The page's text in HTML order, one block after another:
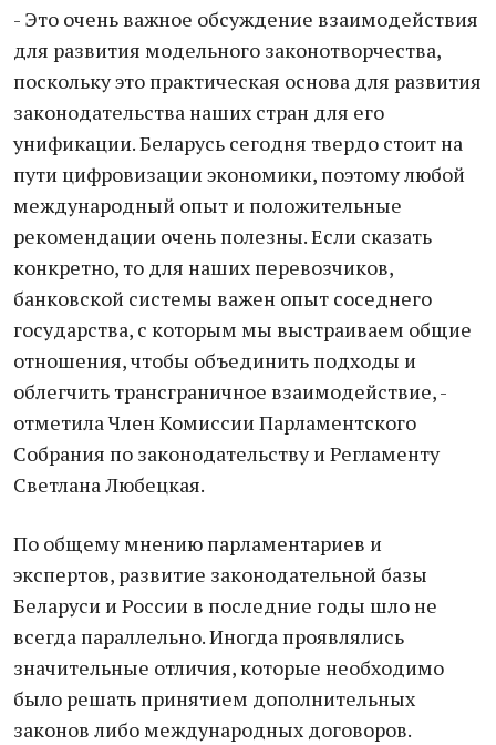
- Это очень важное обсуждение взаимодействия
для развития модельного законотворчества,
поскольку это практическая основа для развития
законодательства наших стран для его
унификации. Беларусь сегодня твердо стоит на
пути цифровизации экономики, поэтому любой
международный опыт и положительные
рекомендации очень полезны. Если сказать
конкретно, то для наших перевозчиков,
банковской системы важен опыт соседнего
государства, с которым мы выстраиваем общие
отношения, чтобы объединить подходы и
облегчить трансграничное взаимодействие, -
отметила Член Комиссии Парламентского
Собрания по законодательству и Регламенту
Светлана Любецкая.
По общему мнению парламентариев и
экспертов, развитие законодательной базы
Беларуси и России в последние годы шло не
всегда параллельно. Иногда проявлялись
значительные отличия, которые необходимо
было решать принятием дополнительных
законов либо международных договоров.